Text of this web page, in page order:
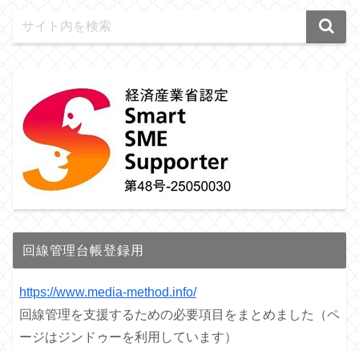
回線管理台帳登録用
https://www.media-method.info/
回線管理を支援するための必要項目をまとめました（ペ
ージはジンドゥーを利用しています）